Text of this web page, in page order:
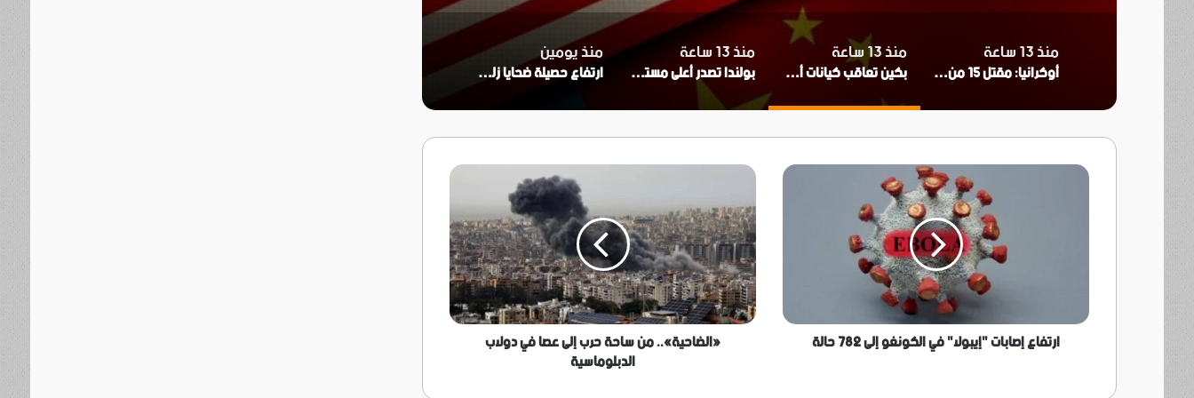
منذ 13 ساعة
أوكرانيا: مقتل 15 من جراء ضربات روسية لكييف
منذ 13 ساعة
بكين تعاقب كيانات أمريكية وتشدد قيود تصدير الطائرات المسيرة
منذ 13 ساعة
بولندا تصدر أعلى مستوى من التحذير بسبب موجة حارة طويلة
منذ يومين
ارتفاع حصيلة ضحايا زلزالي فنزويلا إلى أكثر من 6 آلاف قتيل
ارتفاع
حالة
ارتفاع إصابات "إيبولا" في الكونغو إلى 782 حالة
«الضاحية»..
ساحة
حرب
إلى
عصا
في
دولاب
الدبلوماسية
«الضاحية».. من ساحة حرب إلى عصا في دولاب
الدبلوماسية